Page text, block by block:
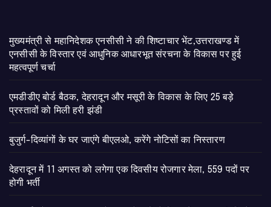
मुख्यमंत्री से महानिदेशक एनसीसी ने की शिष्टाचार भेंट,उत्तराखण्ड में
एनसीसी के विस्तार एवं आधुनिक आधारभूत संरचना के विकास पर हुई
महत्वपूर्ण चर्चा
एमडीडीए बोर्ड बैठक, देहरादून और मसूरी के विकास के लिए 25 बड़े
प्रस्तावों को मिली हरी झंडी
बुजुर्ग-दिव्यांगों के घर जाएंगे बीएलओ, करेंगे नोटिसों का निस्तारण
​देहरादून में 11 अगस्त को लगेगा एक दिवसीय रोजगार मेला, 559 पदों पर
होगी भर्ती